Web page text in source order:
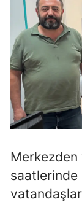
Merkezden
saatlerinde